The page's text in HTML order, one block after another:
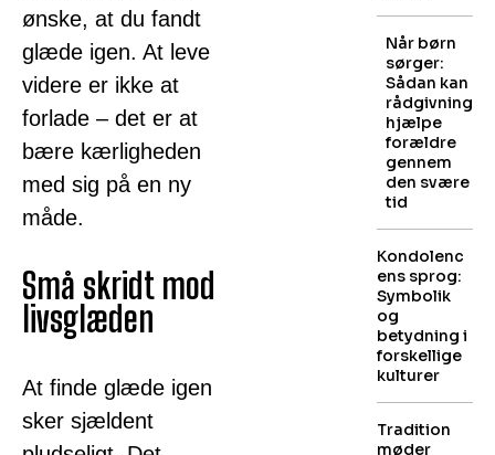
ønske, at du fandt
glæde igen. At leve
videre er ikke at
forlade – det er at
bære kærligheden
med sig på en ny
måde.
Små skridt mod
livsglæden
At finde glæde igen
sker sjældent
Når børn
sørger:
Sådan kan
rådgivning
hjælpe
forældre
gennem
den svære
tid
Kondolenc
ens sprog:
Symbolik
og
betydning i
forskellige
kulturer
Tradition
møder